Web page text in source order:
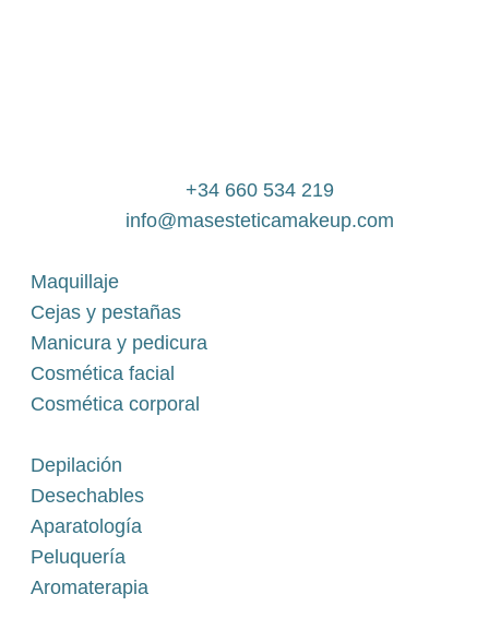
+34 660 534 219
info@masesteticamakeup.com
Maquillaje
Cejas y pestañas
Manicura y pedicura
Cosmética facial
Cosmética corporal
Depilación
Desechables
Aparatología
Peluquería
Aromaterapia